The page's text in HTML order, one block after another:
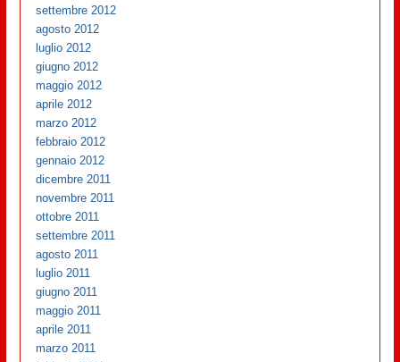
settembre 2012
agosto 2012
luglio 2012
giugno 2012
maggio 2012
aprile 2012
marzo 2012
febbraio 2012
gennaio 2012
dicembre 2011
novembre 2011
ottobre 2011
settembre 2011
agosto 2011
luglio 2011
giugno 2011
maggio 2011
aprile 2011
marzo 2011